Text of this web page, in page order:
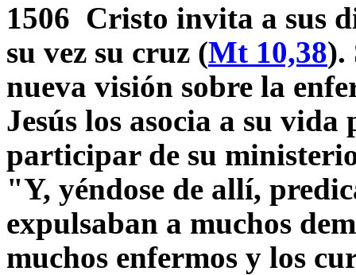
1506 Cristo invita a sus
su vez su cruz (Mt 10,38).
nueva visión sobre la
Jesús los asocia a su
participar de su
"Y, yéndose de allí,
expulsaban a muchos
muchos enfermos y los